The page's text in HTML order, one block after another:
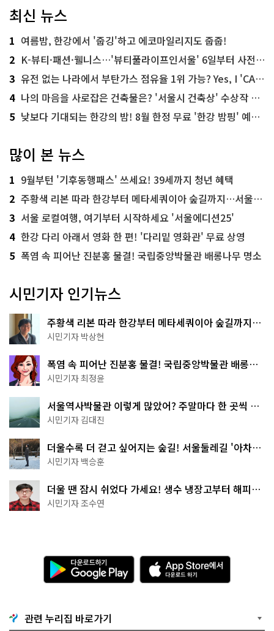
최신 뉴스
1 여름밤, 한강에서 '줍깅'하고 에코마일리지도 줍줍!
2 K-뷰티·패션·웰니스…'뷰티풀라이프인서울' 6일부터 사전 예약
3 유전 없는 나라에서 부탄가스 점유율 1위 가능? Yes, I 'CAN'
4 나의 마음을 사로잡은 건축물은? '서울시 건축상' 수상작 공개!
5 낮보다 기대되는 한강의 밤! 8월 한정 무료 '한강 밤핑' 예약은?
많이 본 뉴스
1 9월부턴 '기후동행패스' 쓰세요! 39세까지 청년 혜택
2 주황색 리본 따라 한강부터 메타세쿼이아 숲길까지…서울둘레길 15코스
3 서울 로컬여행, 여기부터 시작하세요 '서울에디션25'
4 한강 다리 아래서 영화 한 편! '다리밑 영화관' 무료 상영
5 폭염 속 피어난 진분홍 물결! 국립중앙박물관 배롱나무 명소
시민기자 인기뉴스
주황색 리본 따라 한강부터 메타세쿼이아 숲길까지…
서울둘레길 15코스
시민기자 박상현
폭염 속 피어난 진분홍 물결! 국립중앙박물관 배롱나
무 명소
시민기자 최정윤
서울역사박물관 이렇게 많았어? 주말마다 한 곳씩 떠
나는 역사 산책
시민기자 김대진
더울수록 더 걷고 싶어지는 숲길! 서울둘레길 '아차산
코스'
시민기자 백승훈
더울 땐 잠시 쉬었다 가세요! 생수 냉장고부터 해피소
·무더위쉼터까지
시민기자 조수연
다
운
로
기
G
A
p
p
관련 누리집 바로가기